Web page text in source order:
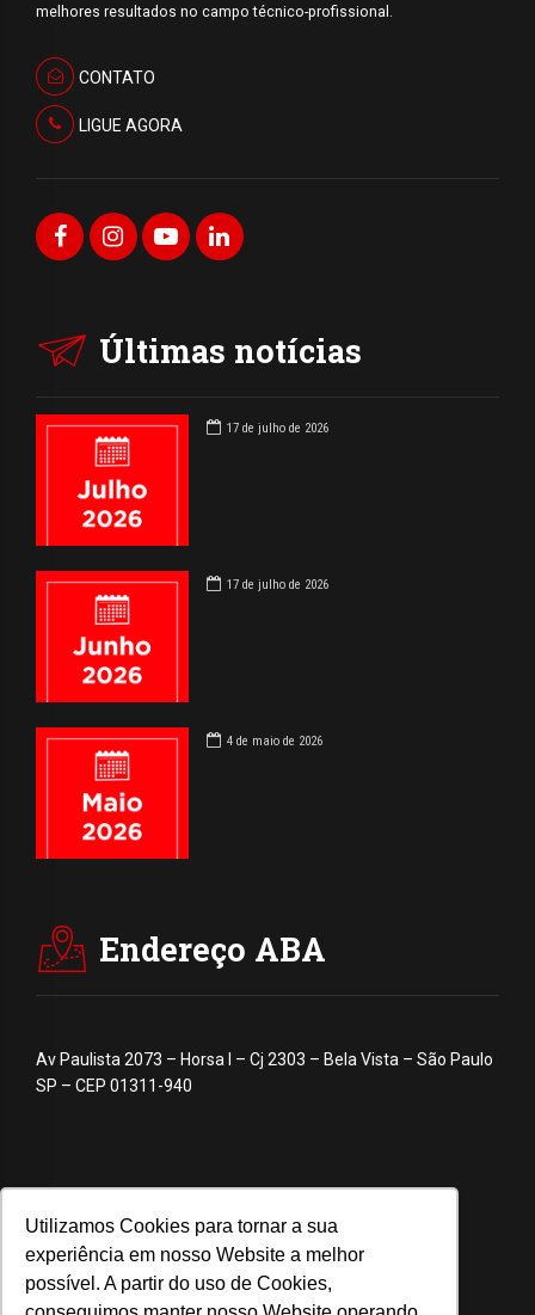
Utilizamos Cookies para tornar a sua
experiência em nosso Website a melhor
possível. A partir do uso de Cookies,
melhores resultados no campo técnico-profissional.
CONTATO
LIGUE AGORA
Últimas notícias
17 de julho de 2026
17 de julho de 2026
4 de maio de 2026
Endereço ABA
Av Paulista 2073 – Horsa I – Cj 2303 – Bela Vista – São Paulo
SP – CEP 01311-940